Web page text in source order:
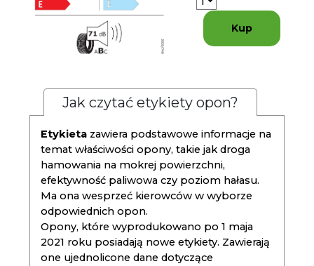
Kup
Jak czytać etykiety opon?
Etykieta zawiera podstawowe informacje na
temat właściwości opony, takie jak droga
hamowania na mokrej powierzchni,
efektywność paliwowa czy poziom hałasu.
Ma ona wesprzeć kierowców w wyborze
odpowiednich opon.
Opony, które wyprodukowano po 1 maja
2021 roku posiadają nowe etykiety. Zawierają
one ujednolicone dane dotyczące